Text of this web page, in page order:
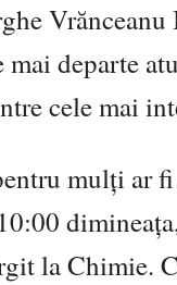
Vrănceanu
mai departe
cele mai
mulți ar
la Chimie.